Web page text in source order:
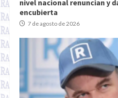
nivel nacional renuncian y
encubierta
7 de agosto de 2026